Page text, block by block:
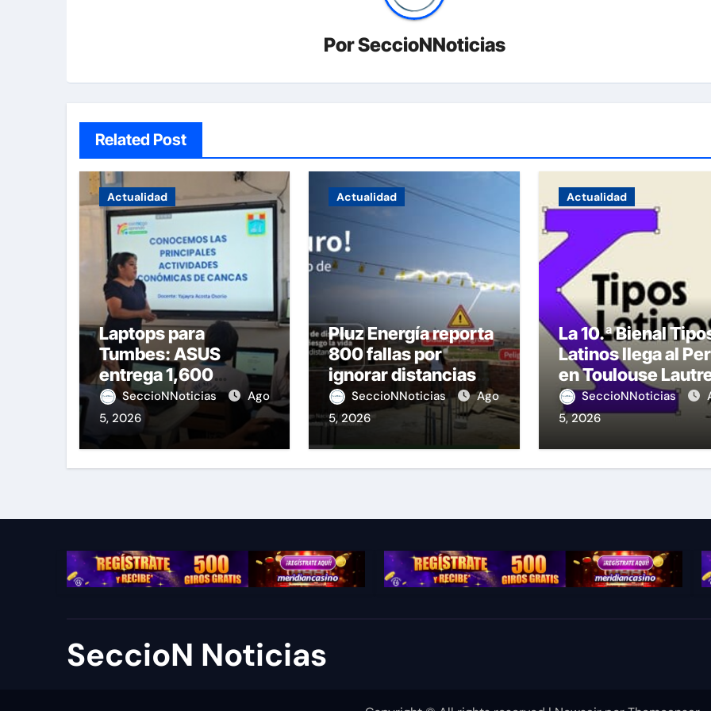
PorSeccioNNoticias
Related Post
Actualidad
Laptops para
Tumbes: ASUS
entrega 1,600
equipos educativos
SeccioNNoticias
Ago
5, 2026
Actualidad
Pluz Energía reporta
800 fallas por
ignorar distancias
de seguridad
SeccioNNoticias
Ago
5, 2026
Actualidad
La 10.ª Bienal
Latinos llega al
en Toulouse
SeccioNNoticias
5, 2026
SeccioN Noticias